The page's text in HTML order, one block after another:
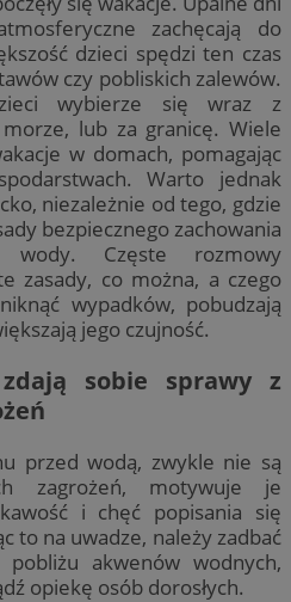
zachęcają do
dzieci spędzi ten czas
czy pobliskich zalewów.
wybierze się wraz z
lub za granicę. Wiele
w domach, pomagając
Warto jednak
niezależnie od tego, gdzie
bezpiecznego zachowania
wody. Częste rozmowy
zasady, co można, a czego
wypadków, pobudzają
jego czujność.
sobie sprawy z
przed wodą, zwykle nie są
zagrożeń, motywuje je
i chęć popisania się
to na uwadze, należy zadbać
akwenów wodnych,
opiekę osób dorosłych.